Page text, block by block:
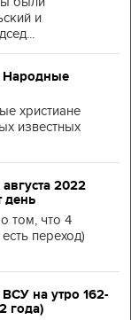
и
Народные
христиане
известных
2022
день
том, что 4
переход)
на утро 162-
года)